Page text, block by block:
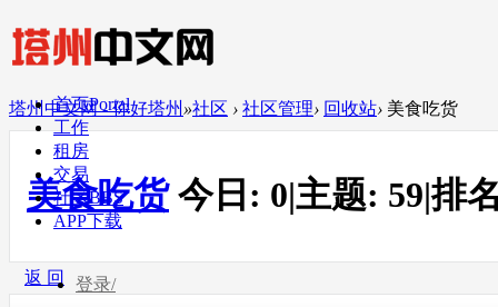
首页Portal
工作
租房
交易
社区BBS
APP下载
登录/
塔州中文网 - 你好塔州 »社区 › 社区管理› 回收站› 美食吃货
美食吃货 今日: 0|主题: 59|排
返 回